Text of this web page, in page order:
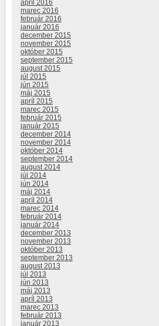
apríl 2016
marec 2016
február 2016
január 2016
december 2015
november 2015
október 2015
september 2015
august 2015
júl 2015
jún 2015
máj 2015
apríl 2015
marec 2015
február 2015
január 2015
december 2014
november 2014
október 2014
september 2014
august 2014
júl 2014
jún 2014
máj 2014
apríl 2014
marec 2014
február 2014
január 2014
december 2013
november 2013
október 2013
september 2013
august 2013
júl 2013
jún 2013
máj 2013
apríl 2013
marec 2013
február 2013
január 2013